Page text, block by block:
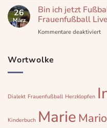
26
März
Bin ich jetzt
Frauenfußball
Kommentare deaktiviertfür
im
Wortwolke
Dialekt Frauenfußball Herzklopfen
Kinderbuch Marie